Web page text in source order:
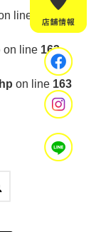
line 157
on line 163
on line 163